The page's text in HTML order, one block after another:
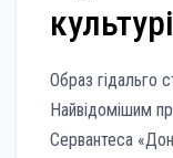
культурі
Образ гідальго
Найвідомішим
Сервантеса